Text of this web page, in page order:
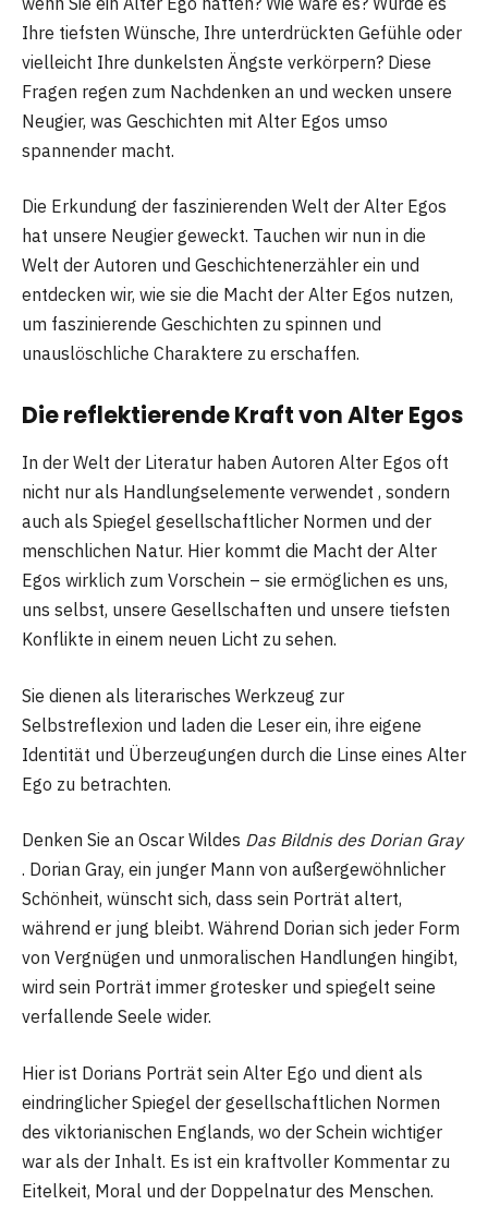
Ihre tiefsten Wünsche, Ihre unterdrückten Gefühle oder
vielleicht Ihre dunkelsten Ängste verkörpern? Diese
Fragen regen zum Nachdenken an und wecken unsere
Neugier, was Geschichten mit Alter Egos umso
spannender macht.
Die Erkundung der faszinierenden Welt der Alter Egos
hat unsere Neugier geweckt. Tauchen wir nun in die
Welt der Autoren und Geschichtenerzähler ein und
entdecken wir, wie sie die Macht der Alter Egos nutzen,
um faszinierende Geschichten zu spinnen und
unauslöschliche Charaktere zu erschaffen.
Die reflektierende Kraft von Alter Egos
In der Welt der Literatur haben Autoren Alter Egos oft
nicht nur als Handlungselemente verwendet , sondern
auch als Spiegel gesellschaftlicher Normen und der
menschlichen Natur. Hier kommt die Macht der Alter
Egos wirklich zum Vorschein – sie ermöglichen es uns,
uns selbst, unsere Gesellschaften und unsere tiefsten
Konflikte in einem neuen Licht zu sehen.
Sie dienen als literarisches Werkzeug zur
Selbstreflexion und laden die Leser ein, ihre eigene
Identität und Überzeugungen durch die Linse eines Alter
Ego zu betrachten.
Denken Sie an Oscar Wildes Das Bildnis des Dorian Gray
. Dorian Gray, ein junger Mann von außergewöhnlicher
Schönheit, wünscht sich, dass sein Porträt altert,
während er jung bleibt. Während Dorian sich jeder Form
von Vergnügen und unmoralischen Handlungen hingibt,
wird sein Porträt immer grotesker und spiegelt seine
verfallende Seele wider.
Hier ist Dorians Porträt sein Alter Ego und dient als
eindringlicher Spiegel der gesellschaftlichen Normen
des viktorianischen Englands, wo der Schein wichtiger
war als der Inhalt. Es ist ein kraftvoller Kommentar zu
Eitelkeit, Moral und der Doppelnatur des Menschen.